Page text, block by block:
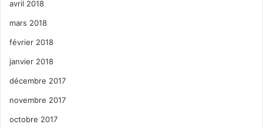
avril 2018
mars 2018
février 2018
janvier 2018
décembre 2017
novembre 2017
octobre 2017